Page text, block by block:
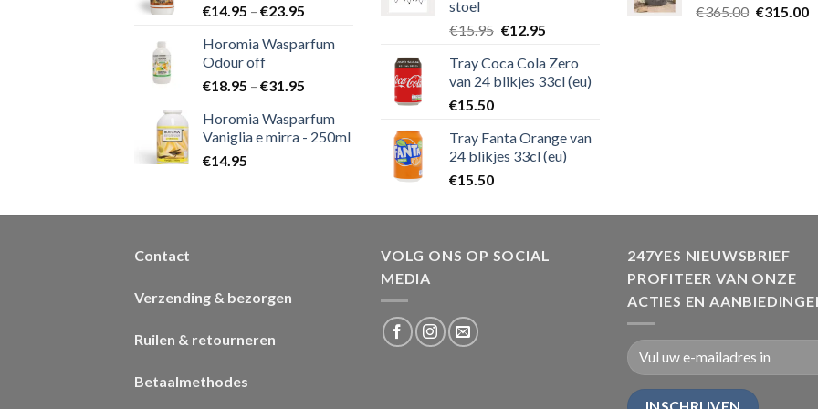
€14.95 – €23.95
Horomia Wasparfum
Odour off
€18.95 – €31.95
Horomia Wasparfum
Vaniglia e mirra - 250ml
€14.95
stoel
€15.95 €12.95
Tray Coca Cola Zero
van 24 blikjes 33cl (eu)
€15.50
Tray Fanta Orange van
24 blikjes 33cl (eu)
€15.50
€365.00 €315.00
Contact
Verzending & bezorgen
Ruilen & retourneren
Betaalmethodes
VOLG ONS OP SOCIAL
MEDIA
247YES NIEUWSBRIEF
PROFITEER VAN ONZE
ACTIES EN